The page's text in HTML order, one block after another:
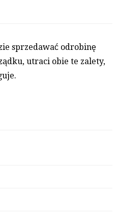
sprze­dawać od­ro­binę
ut­ra­ci obie te za­lety,